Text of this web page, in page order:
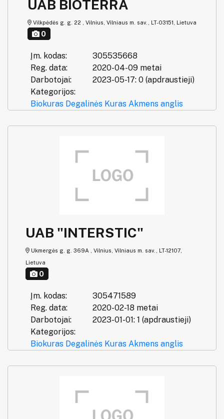
UAB BIOTERRA
Vilkpėdės g. g. 22 , Vilnius, Vilniaus m. sav., LT-03151, Lietuva
0
Įm. kodas:
305535668
Reg. data:
2020-04-09 metai
Darbotojai:
2023-05-17: 0 (apdraustieji)
Kategorijos:
Biokuras Degalinės Kuras Akmens anglis
UAB "INTERSTIC"
Ukmergės g. g. 369A , Vilnius, Vilniaus m. sav., LT-12107,
Lietuva
0
Įm. kodas:
305471589
Reg. data:
2020-02-18 metai
Darbotojai:
2023-01-01: 1 (apdraustieji)
Kategorijos:
Biokuras Degalinės Kuras Akmens anglis